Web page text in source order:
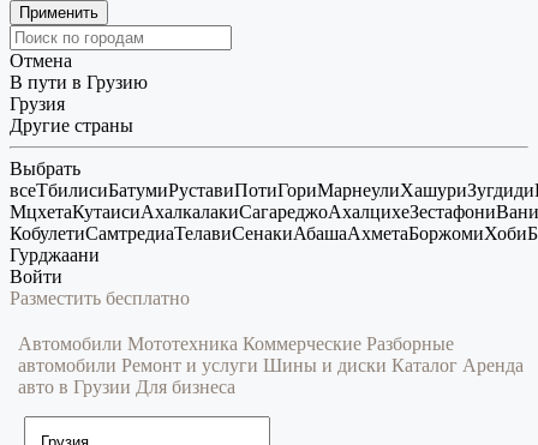
Применить
Отмена
В пути в Грузию
Грузия
Другие страны
Выбрать
всеТбилисиБатумиРуставиПотиГориМарнеулиХашуриЗугдиди
МцхетаКутаисиАхалкалакиСагареджоАхалцихеЗестафониВани
КобулетиСамтредиаТелавиСенакиАбашаАхметаБоржомиХоби
Гурджаани
Войти
Разместить бесплатно
Автомобили Мототехника Коммерческие Разборные
автомобили Ремонт и услуги Шины и диски Каталог Аренда
авто в Грузии Для бизнеса